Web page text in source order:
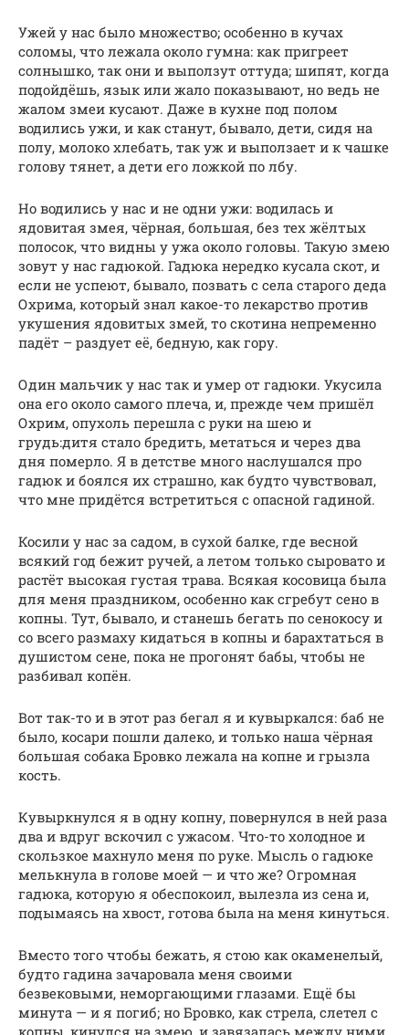
Ужей у нас было множество; особенно в кучах
соломы, что лежала около гумна: как пригреет
солнышко, так они и выползут оттуда; шипят, когда
подойдёшь, язык или жало показывают, но ведь не
жалом змеи кусают. Даже в кухне под полом
водились ужи, и как станут, бывало, дети, сидя на
полу, молоко хлебать, так уж и выползает и к чашке
голову тянет, а дети его ложкой по лбу.
Но водились у нас и не одни ужи: водилась и
ядовитая змея, чёрная, большая, без тех жёлтых
полосок, что видны у ужа около головы. Такую змею
зовут у нас гадюкой. Гадюка нередко кусала скот, и
если не успеют, бывало, позвать с села старого деда
Охрима, который знал какое-то лекарство против
укушения ядовитых змей, то скотина непременно
падёт – раздует её, бедную, как гору.
Один мальчик у нас так и умер от гадюки. Укусила
она его около самого плеча, и, прежде чем пришёл
Охрим, опухоль перешла с руки на шею и
грудь:дитя стало бредить, метаться и через два
дня померло. Я в детстве много наслушался про
гадюк и боялся их страшно, как будто чувствовал,
что мне придётся встретиться с опасной гадиной.
Косили у нас за садом, в сухой балке, где весной
всякий год бежит ручей, а летом только сыровато и
растёт высокая густая трава. Всякая косовица была
для меня праздником, особенно как сгребут сено в
копны. Тут, бывало, и станешь бегать по сенокосу и
со всего размаху кидаться в копны и барахтаться в
душистом сене, пока не прогонят бабы, чтобы не
разбивал копён.
Вот так-то и в этот раз бегал я и кувыркался: баб не
было, косари пошли далеко, и только наша чёрная
большая собака Бровко лежала на копне и грызла
кость.
Кувыркнулся я в одну копну, повернулся в ней раза
два и вдруг вскочил с ужасом. Что-то холодное и
скользкое махнуло меня по руке. Мысль о гадюке
мелькнула в голове моей — и что же? Огромная
гадюка, которую я обеспокоил, вылезла из сена и,
подымаясь на хвост, готова была на меня кинуться.
Вместо того чтобы бежать, я стою как окаменелый,
будто гадина зачаровала меня своими
безвековыми, неморгающими глазами. Ещё бы
минута — и я погиб; но Бровко, как стрела, слетел с
копны, кинулся на змею, и завязалась между ними